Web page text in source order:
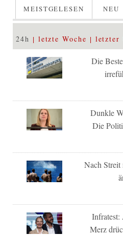
MEISTGELESEN NEU
24h letzte Woche letzter
Die
Dunkle
Die
Nach
Merz